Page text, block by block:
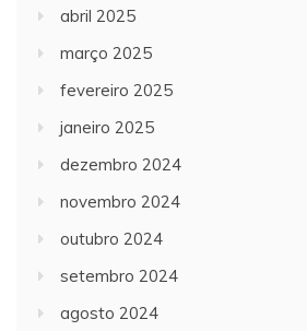
abril 2025
março 2025
fevereiro 2025
janeiro 2025
dezembro 2024
novembro 2024
outubro 2024
setembro 2024
agosto 2024